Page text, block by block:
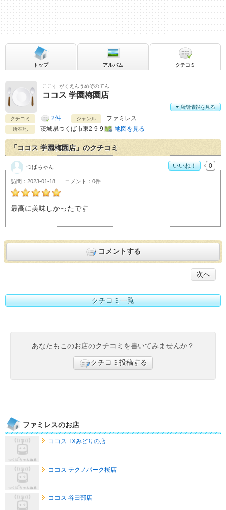
ここす がくえんうめぞのてん
ココス 学園梅園店
クチコミ 2件 ジャンル ファミレス
所在地 茨城県つくば市東2-9-9 地図を見る
店舗情報を見る
トップ アルバム クチコミ
「ココス 学園梅園店」のクチコミ
つばちゃんのココス 学園梅園店おすすめ度：
最高に美味しかったです
訪問 2023-01-18 コメント 0件
つばちゃん いいね！ 0
コメントする
次へ
クチコミ一覧
あなたもこのお店のクチコミを書いてみませんか？
クチコミ投稿する
ファミレスのお店
ココス TXみどりの店
ココス テクノパーク桜店
ココス 谷田部店